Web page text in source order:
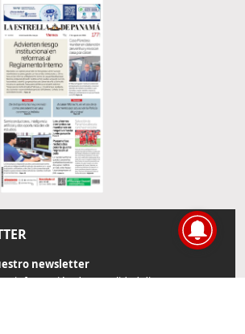
newsletter
información de actualidad directamente en